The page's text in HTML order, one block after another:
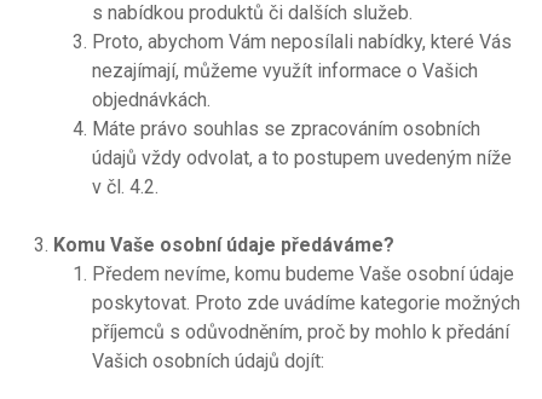
s nabídkou produktů či dalších služeb.
Proto, abychom Vám neposílali nabídky, které Vás
nezajímají, můžeme využít informace o Vašich
objednávkách.
Máte právo souhlas se zpracováním osobních
údajů vždy odvolat, a to postupem uvedeným níže
v čl. 4.2.
Komu Vaše osobní údaje předáváme?
Předem nevíme, komu budeme Vaše osobní údaje
poskytovat. Proto zde uvádíme kategorie možných
příjemců s odůvodněním, proč by mohlo k předání
Vašich osobních údajů dojít: